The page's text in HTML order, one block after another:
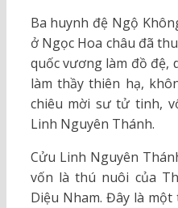
Ba huynh đệ Ngộ
ở Ngọc Hoa châu đã
quốc vương làm đồ đệ,
làm thầy thiên hạ,
chiêu mời sư tử tinh,
Linh Nguyên Thánh.
Cửu Linh Nguyên
vốn là thú nuôi của
Diệu Nham. Đây là